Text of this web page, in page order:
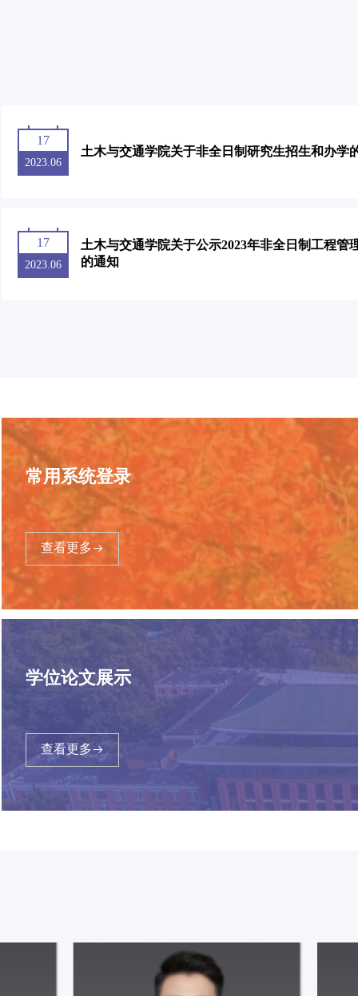
17
2023.06
土木与交通学院关于非全日制研究生招生和办学
17
2023.06
土木与交通学院关于公示2023年非全日制工程管
的通知
常用系统登录
查看更多
学位论文展示
查看更多